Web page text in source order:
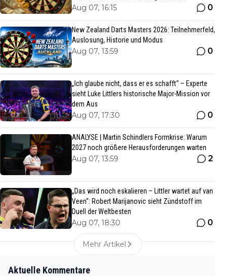
Aug 07, 16:15 0
New Zealand Darts Masters 2026: Teilnehmerfeld,
Auslosung, Historie und Modus
Aug 07, 13:59 0
„Ich glaube nicht, dass er es schafft“ – Experte
sieht Luke Littlers historische Major-Mission vor
dem Aus
Aug 07, 17:30 0
ANALYSE | Martin Schindlers Formkrise: Warum
2027 noch größere Herausforderungen warten
Aug 07, 13:59 2
„Das wird noch eskalieren – Littler wartet auf van
Veen“: Robert Marijanovic sieht Zündstoff im
Duell der Weltbesten
Aug 07, 18:30 0
Mehr Artikel
Aktuelle Kommentare